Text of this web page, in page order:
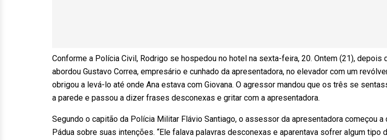
Conforme a Polícia Civil, Rodrigo se hospedou no hotel na sexta-feira, 20. Ontem (21), depois
abordou Gustavo Correa, empresário e cunhado da apresentadora, no elevador com um
obrigou a levá-lo até onde Ana estava com Giovana. O agressor mandou que os três se
a parede e passou a dizer frases desconexas e gritar com a apresentadora.
Segundo o capitão da Polícia Militar Flávio Santiago, o assessor da apresentadora começou a
Pádua sobre suas intenções. “Ele falava palavras desconexas e aparentava sofrer algum tipo